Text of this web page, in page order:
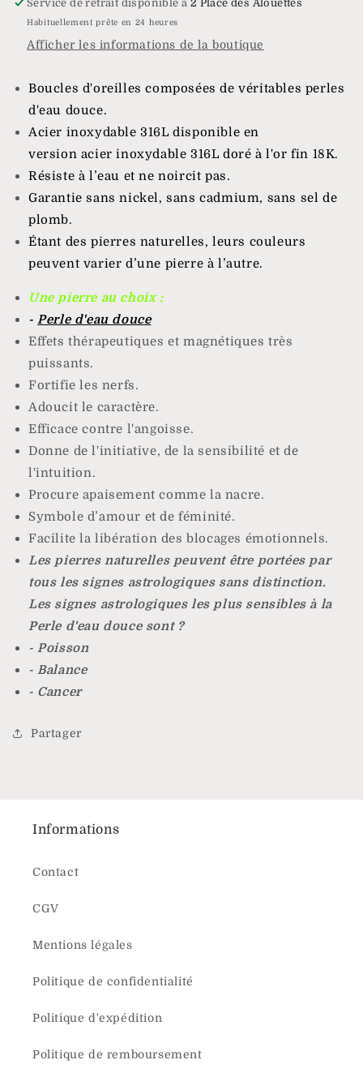
Service de retrait disponible à 2 Place des Alouettes
Habituellement prête en 24 heures
Afficher les informations de la boutique
Boucles d'oreilles composées de véritables perles
d'eau douce.
Acier inoxydable 316L disponible en
version acier inoxydable 316L doré à l'or fin 18K.
Résiste à l’eau et ne noircit pas.
Garantie sans nickel, sans cadmium, sans sel de
plomb.
Étant des pierres naturelles, leurs couleurs
peuvent varier d’une pierre à l’autre.
Une pierre au choix :
-Perle d'eau douce
Effets thérapeutiques et magnétiques très
puissants.
Fortifie les nerfs.
Adoucit le caractère.
Efficace contre l'angoisse.
Donne de l'initiative, de la sensibilité et de
l'intuition.
Procure apaisement comme la nacre.
Symbole d’amour et de féminité.
Facilite la libération des blocages émotionnels.
Les pierres naturelles peuvent être portées par
tous les signes astrologiques sans distinction.
Les signes astrologiques les plus sensibles à la
Perle d'eau douce sont ?
- Poisson
- Balance
- Cancer
Partager
Informations
Contact
CGV
Mentions légales
Politique de confidentialité
Politique d'expédition
Politique de remboursement